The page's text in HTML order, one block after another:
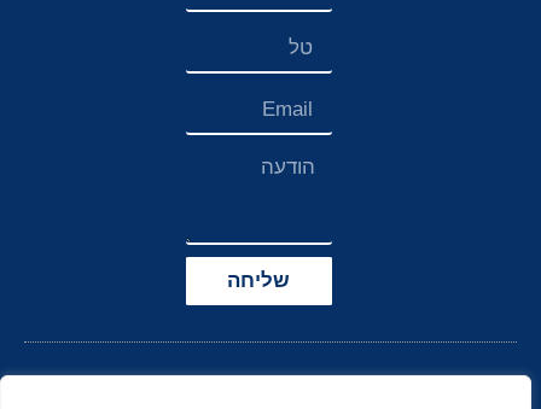
שליחה